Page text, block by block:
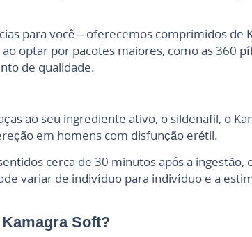
para você – oferecemos comprimidos de
optar por pacotes maiores, como as 360
de qualidade.
ao seu ingrediente ativo, o sildenafil, o
em homens com disfunção erétil.
cerca de 30 minutos após a ingestão,
variar de indivíduo para indivíduo e a
Soft?